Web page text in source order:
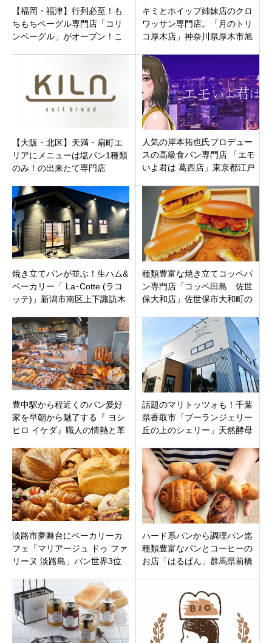
【福岡・福津】行列必至！も
ちもちベーグル専門店「コリ
ンベーグル」がオープン！こ
キミとホイップ姉妹店のクロ
ワッサン専門店。「月のトリ
コ厚木店」神奈川県厚木市旭
【大阪・北区】天満・扇町エ
リアにメニューは塩パン1種類
のみ！の出来たて専門店
オープン！
人気の岸本拓也氏プロデュー
スの高級食パン専門店 「エモ
いよ君は 葛西店」東京都江戸
（土）オープン
焼き立てパンが並ぶ！生ハム&
ベーカリー「 La･Cotte (ラコ
ッテ)」新潟市南区上下諏訪木
種類豊富な焼き立てコッペパ
ン専門店「コッペ田島 佐世
保大和店」佐世保市大和町の
豊中駅から程近くのパン愛好
家を早朝から魅了する『 ヨシ
ヒロ イケダ』職人の情熱と革
話題のマリトッツォも！千葉
県香取市「ブーランジェリー
丘の上のシェリー」天然酵母
ープン
淡路市夢舞台にベーカリーカ
フェ「マリアージュ ドゥ ファ
リーヌ 淡路島」パン世界3位
ン！
ハード系パンから調理パン迄
種類豊富なパンとコーヒーの
お店「はるぱん」群馬県前橋